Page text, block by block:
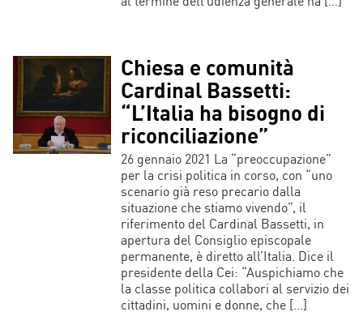
Chiesa e comunità
Cardinal Bassetti:
“L’Italia ha bisogno di
riconciliazione”
26 gennaio 2021 La “preoccupazione”
per la crisi politica in corso, con “uno
scenario già reso precario dalla
situazione che stiamo vivendo”, il
riferimento del Cardinal Bassetti, in
apertura del Consiglio episcopale
permanente, è diretto all’Italia. Dice il
presidente della Cei: “Auspichiamo che
la classe politica collabori al servizio dei
cittadini, uomini e donne, che […]